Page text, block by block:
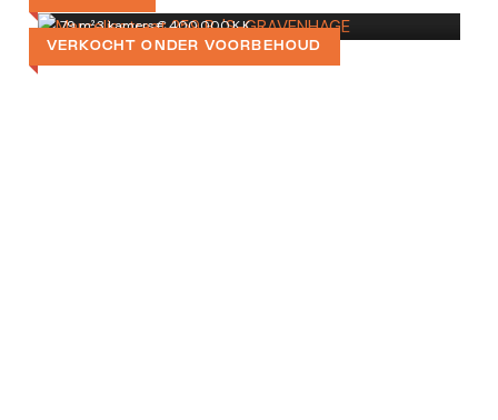
VERKOCHT ONDER VOORBEHOUD
79 m²·3 kamers·€ 400.000 K.K.